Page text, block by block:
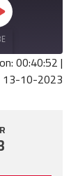
SHARE
00:40:52|
13-10-2023